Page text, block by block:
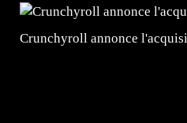
Crunchyroll annonce